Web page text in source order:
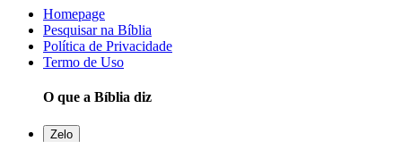
Homepage
Pesquisar na Bíblia
Política de Privacidade
Termo de Uso
O que a Bíblia diz
Zelo